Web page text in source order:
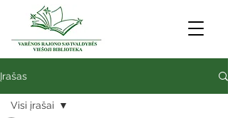
Įrašas
Visi įrašai